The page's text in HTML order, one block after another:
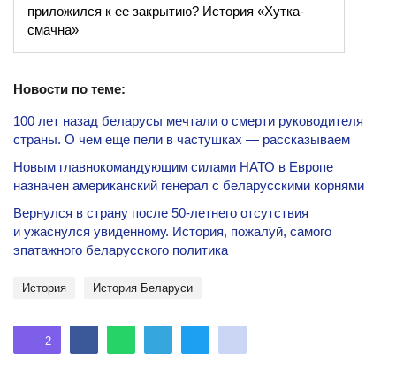
приложился к ее закрытию? История «Хутка-
смачна»
Новости по теме:
100 лет назад беларусы мечтали о смерти руководителя
страны. О чем еще пели в частушках — рассказываем
Новым главнокомандующим силами НАТО в Европе
назначен американский генерал с беларусскими корнями
Вернулся в страну после 50-летнего отсутствия
и ужаснулся увиденному. История, пожалуй, самого
эпатажного беларусского политика
история история Беларуси
2